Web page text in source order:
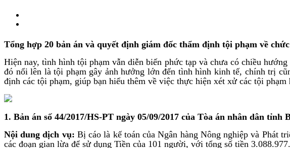
Tổng hợp 20 bản án và quyết định giám đốc thẩm định tội phạm về
Hiện nay, tình hình tội phạm vẫn diễn biến phức tạp và chưa có chiều
đó nổi lên là tội phạm gây ảnh hưởng lớn đến tình hình kinh tế, chính trị
định các tội phạm, giúp bạn hiểu thêm về việc thực hiện xét xử các tội phạm
1. Bản án số 44/2017/HS-PT ngày 05/09/2017 của Tòa án nhân dân tỉnh
Nội dung dịch vụ: Bị cáo là kế toán của Ngân hàng Nông nghiệp và Phát
các đoạn gian lừa để sử dụng Tiền của 101 người, với tổng số tiền